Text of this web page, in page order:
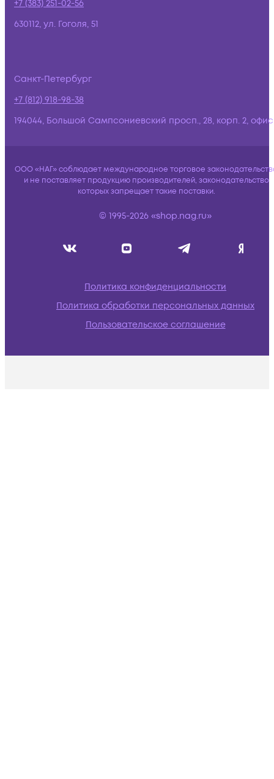
+7 (383) 251-02-56
630112, ул. Гоголя, 51
Санкт-Петербург
+7 (812) 918-98-38
194044, Большой Сампсониевский просп., 28, корп. 2,
ООО «НАГ» соблюдает международное торговое
и не поставляет продукцию производителей, законодательство
которых запрещает такие поставки.
© 1995-2026 «shop.nag.ru»
Политика конфиденциальности
Политика обработки персональных данных
Пользовательское соглашение